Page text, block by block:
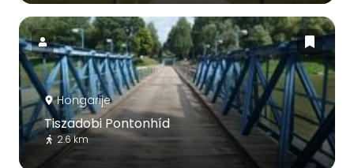
Hongarije
Tiszadobi Pontonhíd
2.6 km